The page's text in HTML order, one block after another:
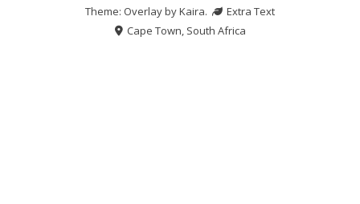
Theme: Overlay byKaira.
Extra Text
Cape Town, South Africa